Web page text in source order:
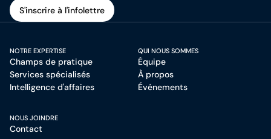
S'inscrire à l'infolettre
NOTRE EXPERTISE
Champs de pratique
Services spécialisés
Intelligence d'affaires
QUI NOUS SOMMES
Équipe
À propos
Événements
NOUS JOINDRE
Contact